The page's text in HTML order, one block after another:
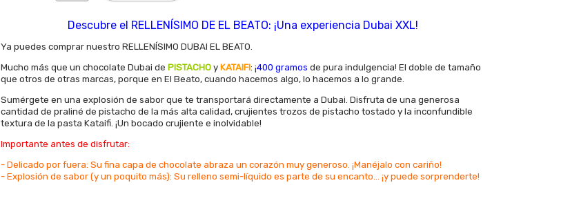
Descubre el RELLENÍSIMO DE EL BEATO: ¡Una experiencia Dubai XXL!
Ya puedes comprar nuestro RELLENÍSIMO DUBAI EL BEATO.
Mucho más que un chocolate Dubai de PISTACHOy KATAIFI: ¡400 gramos de pura indulgencia! El doble de tamaño
que otros de otras marcas, porque en El Beato, cuando hacemos algo, lo hacemos a lo grande.
Sumérgete en una explosión de sabor que te transportará directamente a Dubai. Disfruta de una generosa
cantidad de praliné de pistacho de la más alta calidad, crujientes trozos de pistacho tostado y la inconfundible
textura de la pasta Kataifi. ¡Un bocado crujiente e inolvidable!
Importante antes de disfrutar:
- Delicado por fuera: Su fina capa de chocolate abraza un corazón muy generoso. ¡Manéjalo con cariño!
- Explosión de sabor (y un poquito más): Su relleno semi-líquido es parte de su encanto... ¡y puede sorprenderte!